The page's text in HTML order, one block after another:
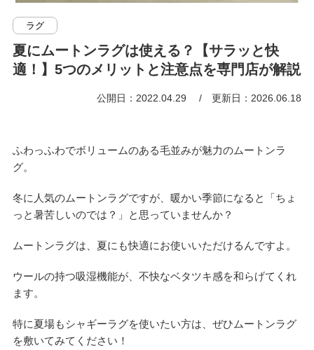
ラグ
夏にムートンラグは使える？【サラッと快
適！】5つのメリットと注意点を専門店が解説
公開日：2022.04.29 更新日：2026.06.18
ふわっふわでボリュームのある毛並みが魅力のムートンラ
グ。
冬に人気のムートンラグですが、暖かい季節になると「ちょ
っと暑苦しいのでは？」と思っていませんか？
ムートンラグは、夏にも快適にお使いいただけるんですよ。
ウールの持つ吸湿機能が、不快なベタツキ感を和らげてくれ
ます。
特に夏場もシャギーラグを使いたい方は、ぜひムートンラグ
を敷いてみてください！